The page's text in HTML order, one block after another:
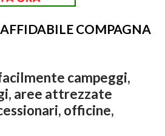
COMPAGNA
campeggi,
aree attrezzate
officine,